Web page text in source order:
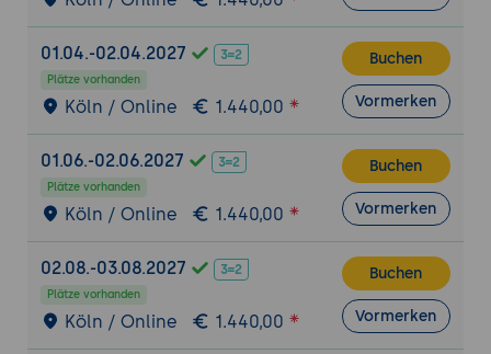
komplexere Workflows konzentriert.
Wann Zapier die beste Wahl ist:
Besonders geeignet für Unternehmen,
die eine breite Integration
verschiedener Geschäftsanwendungen
benötigen und komplexe
Automatisierungen ohne
Programmieraufwand erstellen
möchten.
Grundlagen der Nutzung von Zapier
Plattformübersicht:
01.04.-02.04.2027
Plätze vorhanden
Köln / Online 1.440,00
Buchen
Vormerken
01.06.-02.06.2027
Plätze vorhanden
Köln / Online 1.440,00
Buchen
Vormerken
02.08.-03.08.2027
Plätze vorhanden
Köln / Online 1.440,00
Buchen
Vormerken